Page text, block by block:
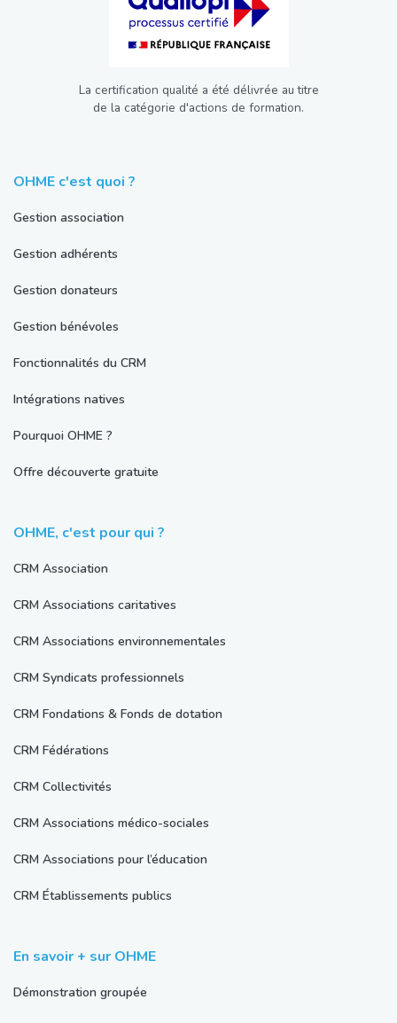
La certification qualité a été délivrée au titre
de la catégorie d'actions de formation.
OHME c'est quoi ?
Gestion association
Gestion adhérents
Gestion donateurs
Gestion bénévoles
Fonctionnalités du CRM
Intégrations natives
Pourquoi OHME ?
Offre découverte gratuite
OHME, c'est pour qui ?
CRM Association
CRM Associations caritatives
CRM Associations environnementales
CRM Syndicats professionnels
CRM Fondations & Fonds de dotation
CRM Fédérations
CRM Collectivités
CRM Associations médico-sociales
CRM Associations pour l’éducation
CRM Établissements publics
En savoir + sur OHME
Démonstration groupée